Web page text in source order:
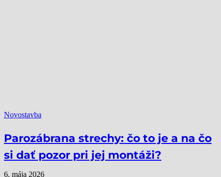
Novostavba
Parozábrana strechy: čo to je a na čo
si dať pozor pri jej montáži?
6. mája 2026